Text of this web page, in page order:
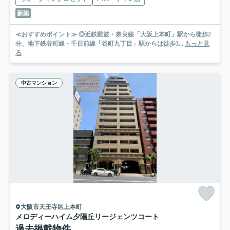
新築
≪おすすめポイント≫ ◎近鉄難波・奈良線「大阪上本町」駅から徒歩2
分、地下鉄谷町線・千日前線「谷町九丁目」駅からは徒歩3... もっと見
る
中古マンション
大阪市天王寺区上本町
メロディーハイム夕陽丘リージェンツコート